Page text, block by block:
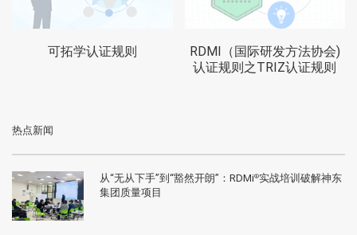
可拓学认证规则
RDMI（国际研发方法协会)
认证规则之TRIZ认证规则
热点新闻
从“无从下手”到“豁然开朗”：RDMi®实战培训破解神东
集团质量项目